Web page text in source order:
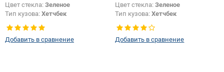
Цвет стекла: Зеленое
Тип кузова: Хетчбек
шелкографии:
Добавить в сравнение
Цвет стекла:Зеленое
Тип кузова:Хетчбек
шелкографии:
Добавить в сравнение